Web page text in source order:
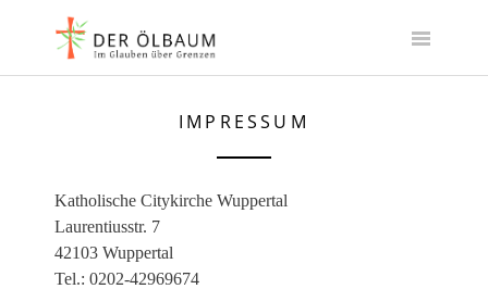
IMPRESSUM
Katholische Citykirche Wuppertal
Laurentiusstr. 7
42103 Wuppertal
Tel.: 0202-42969674